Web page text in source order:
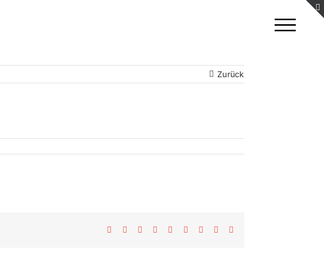
Zurück
Facebook Reddit LinkedInWhatsApp
TumblrPinterest